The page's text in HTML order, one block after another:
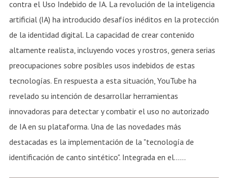
contra el Uso Indebido de IA. La revolución de la inteligencia
artificial (IA) ha introducido desafíos inéditos en la protección
de la identidad digital. La capacidad de crear contenido
altamente realista, incluyendo voces y rostros, genera serias
preocupaciones sobre posibles usos indebidos de estas
tecnologías. En respuesta a esta situación, YouTube ha
revelado su intención de desarrollar herramientas
innovadoras para detectar y combatir el uso no autorizado
de IA en su plataforma. Una de las novedades más
destacadas es la implementación de la "tecnología de
identificación de canto sintético". Integrada en el......